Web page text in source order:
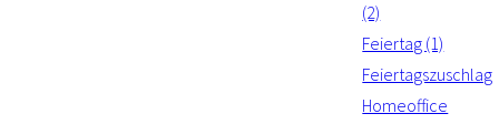
(2)
Feiertag (1)
Feiertagszuschlag
Homeoffice